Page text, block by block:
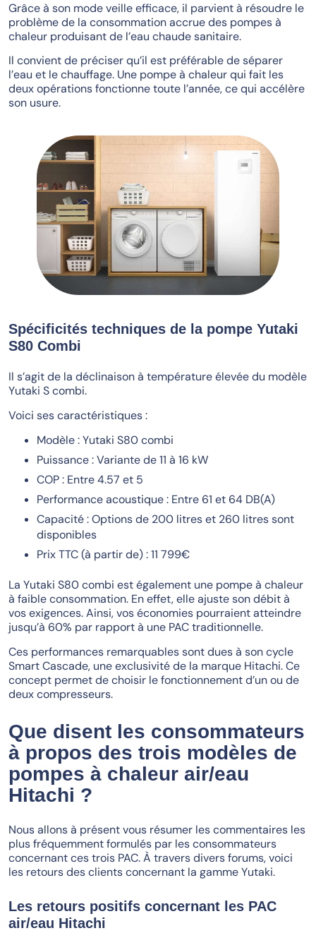
Grâce à son mode veille efficace, il parvient à résoudre le
problème de la consommation accrue des pompes à
chaleur produisant de l’eau chaude sanitaire.
Il convient de préciser qu’il est préférable de séparer
l’eau et le chauffage. Une pompe à chaleur qui fait les
deux opérations fonctionne toute l’année, ce qui accélère
son usure.
Spécificités techniques de la pompe Yutaki
S80 Combi
Il s’agit de la déclinaison à température élevée du modèle
Yutaki S combi.
Voici ses caractéristiques :
Modèle : Yutaki S80 combi
Puissance : Variante de 11 à 16 kW
COP : Entre 4.57 et 5
Performance acoustique : Entre 61 et 64 DB(A)
Capacité : Options de 200 litres et 260 litres sont
disponibles
Prix TTC (à partir de) : 11 799€
La Yutaki S80 combi est également une pompe à chaleur
à faible consommation. En effet, elle ajuste son débit à
vos exigences. Ainsi, vos économies pourraient atteindre
jusqu’à 60% par rapport à une PAC traditionnelle.
Ces performances remarquables sont dues à son cycle
Smart Cascade, une exclusivité de la marque Hitachi. Ce
concept permet de choisir le fonctionnement d’un ou de
deux compresseurs.
Que disent les consommateurs
à propos des trois modèles de
pompes à chaleur air/eau
Hitachi ?
Nous allons à présent vous résumer les commentaires les
plus fréquemment formulés par les consommateurs
concernant ces trois PAC. À travers divers forums, voici
les retours des clients concernant la gamme Yutaki.
Les retours positifs concernant les PAC
air/eau Hitachi